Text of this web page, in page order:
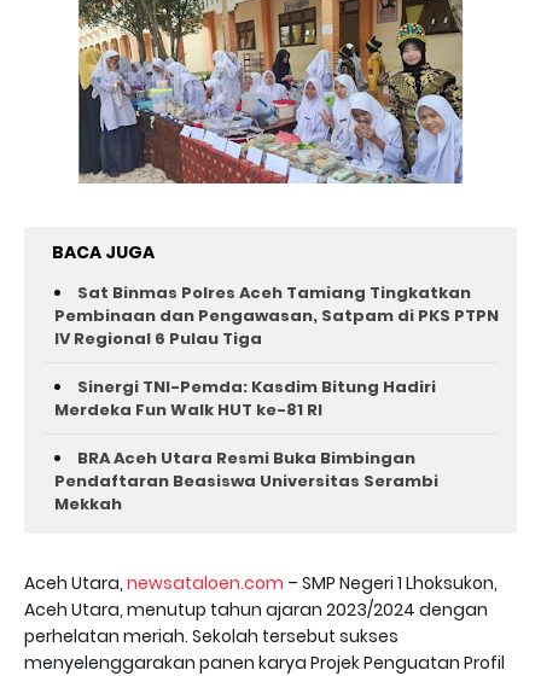
BACA JUGA
Sat Binmas Polres Aceh Tamiang Tingkatkan
Pembinaan dan Pengawasan, Satpam di PKS PTPN
IV Regional 6 Pulau Tiga
Sinergi TNI-Pemda: Kasdim Bitung Hadiri
Merdeka Fun Walk HUT ke-81 RI
BRA Aceh Utara Resmi Buka Bimbingan
Pendaftaran Beasiswa Universitas Serambi
Mekkah
Aceh Utara, newsataloen.com – SMP Negeri 1 Lhoksukon,
Aceh Utara, menutup tahun ajaran 2023/2024 dengan
perhelatan meriah. Sekolah tersebut sukses
menyelenggarakan panen karya Projek Penguatan Profil